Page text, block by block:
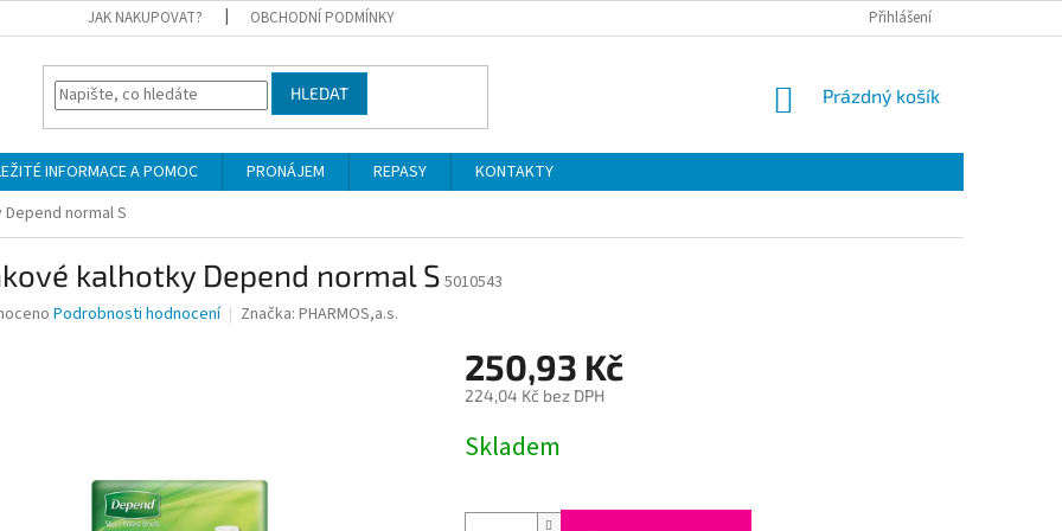
JAK NAKUPOVAT? OBCHODNÍ PODMÍNKY Přihlášení
HLEDAT
NÁKUPNÍ
Prázdný košík
INFORMACE A POMOC PRONÁJEM REPASY
KONTAKTY
normal S
kalhotky Depend normal S5010543
Podrobnosti hodnocení Značka: PHARMOS,a.s.
250,93 Kč
224,04 Kč bez DPH
cena:
Skladem